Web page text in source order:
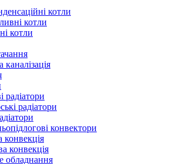
котли
котли
котли
радіатори
радіатори
конвектори
конвекція
обладнання